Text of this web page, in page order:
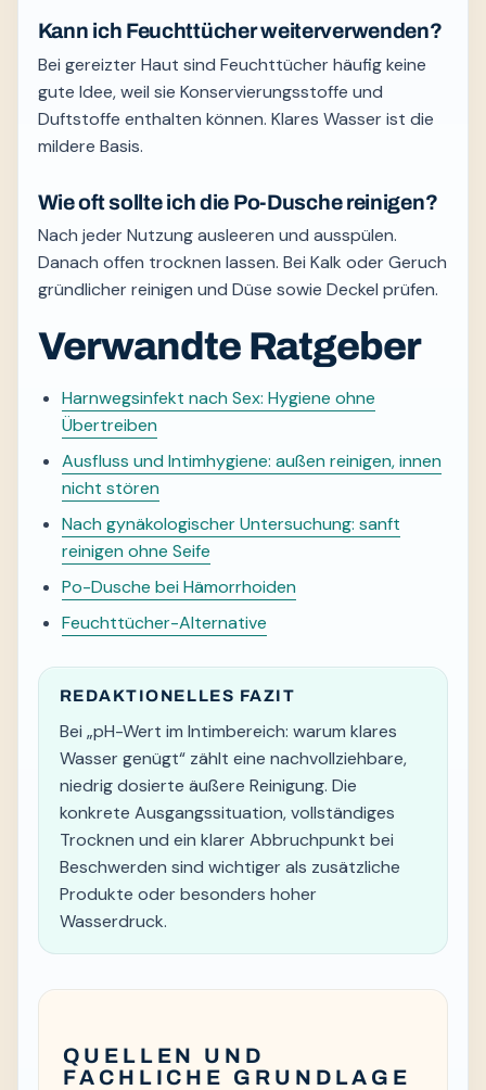
Kann ich Feuchttücher weiterverwenden?
Bei gereizter Haut sind Feuchttücher häufig keine
gute Idee, weil sie Konservierungsstoffe und
Duftstoffe enthalten können. Klares Wasser ist die
mildere Basis.
Wie oft sollte ich die Po-Dusche reinigen?
Nach jeder Nutzung ausleeren und ausspülen.
Danach offen trocknen lassen. Bei Kalk oder Geruch
gründlicher reinigen und Düse sowie Deckel prüfen.
Verwandte Ratgeber
Harnwegsinfekt nach Sex: Hygiene ohne
Übertreiben
Ausfluss und Intimhygiene: außen reinigen, innen
nicht stören
Nach gynäkologischer Untersuchung: sanft
reinigen ohne Seife
Po-Dusche bei Hämorrhoiden
Feuchttücher-Alternative
REDAKTIONELLES FAZIT
Bei „pH-Wert im Intimbereich: warum klares
Wasser genügt“ zählt eine nachvollziehbare,
niedrig dosierte äußere Reinigung. Die
konkrete Ausgangssituation, vollständiges
Trocknen und ein klarer Abbruchpunkt bei
Beschwerden sind wichtiger als zusätzliche
Produkte oder besonders hoher
Wasserdruck.
QUELLEN UND
FACHLICHE GRUNDLAGE